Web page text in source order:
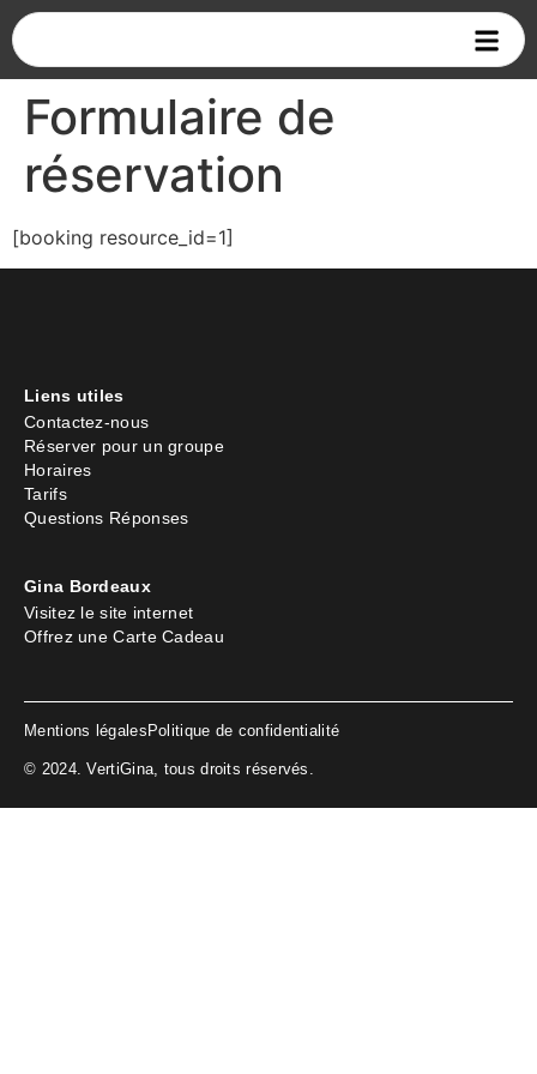
Formulaire de
réservation
[booking resource_id=1]
Liens utiles
Contactez-nous
Réserver pour un groupe
Horaires
Tarifs
Questions Réponses
Gina Bordeaux
Visitez le site internet
Offrez une Carte Cadeau
© 2024. VertiGina, tous droits réservés.
Mentions légales Politique de confidentialité